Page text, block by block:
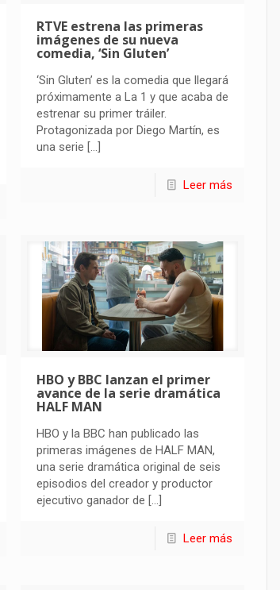
RTVE estrena las primeras
imágenes de su nueva
comedia, ‘Sin Gluten’
‘Sin Gluten’ es la comedia que llegará
próximamente a La 1 y que acaba de
estrenar su primer tráiler.
Protagonizada por Diego Martín, es
una serie […]
Leer más
HBO y BBC lanzan el primer
avance de la serie dramática
HALF MAN
HBO y la BBC han publicado las
primeras imágenes de HALF MAN,
una serie dramática original de seis
episodios del creador y productor
ejecutivo ganador de […]
Leer más